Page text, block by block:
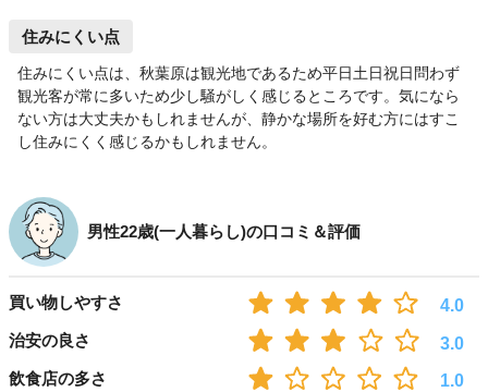
住みにくい点
住みにくい点は、秋葉原は観光地であるため平日土日祝日問わず
観光客が常に多いため少し騒がしく感じるところです。気になら
ない方は大丈夫かもしれませんが、静かな場所を好む方にはすこ
し住みにくく感じるかもしれません。
男性22歳(一人暮らし)の口コミ＆評価
買い物しやすさ
4.0
治安の良さ
3.0
飲食店の多さ
1.0